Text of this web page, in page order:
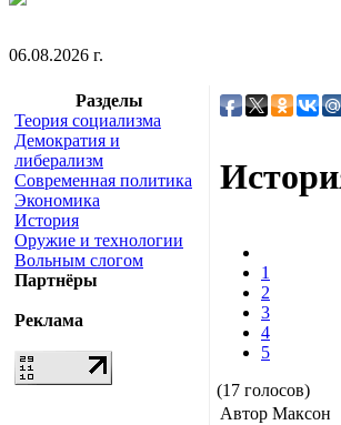
06.08.2026 г.
Разделы
Теория социализма
Демократия и
либерализм
Современная политика
Экономика
История
Оружие и технологии
Вольным слогом
Партнёры
Реклама
1
2
3
4
5
(17 голосов)
Автор Максон